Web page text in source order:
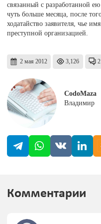
связанный с разработанной
чуть больше месяца, после
ходатайство заявителя, чье
преступной организацией.
2 мая 2012 3,126 2
CodoMaza
Владимир
Комментарии